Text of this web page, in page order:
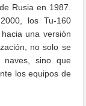
Rusia en 1987.
los Tu-160
una versión
no solo se
sino que
los equipos de